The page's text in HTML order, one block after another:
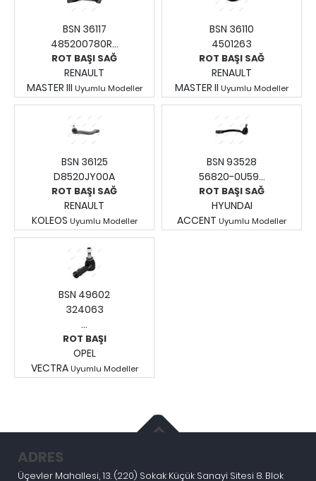
BSN 36117
485200780R...
ROT BAŞI SAĞ
RENAULT
MASTER III Uyumlu Modeller
Fiyatları Görmek İçin
Giriş Yapınız.
BSN 36110
4501263
ROT BAŞI SAĞ
RENAULT
MASTER II Uyumlu Modeller
Fiyatları Görmek İçin
Giriş Yapınız.
BSN 36125
D8520JY00A
ROT BAŞI SAĞ
RENAULT
KOLEOS Uyumlu Modeller
Fiyatları Görmek İçin
Giriş Yapınız.
BSN 93528
56820-0U59...
ROT BAŞI SAĞ
HYUNDAI
ACCENT Uyumlu Modeller
BSN 49602
324063
...
ROT BAŞI
OPEL
VECTRA Uyumlu Modeller
ADRES
Üçevler Mahallesi, 13. (220) Sokak Küçük Sanayi Sitesi 8. Blok